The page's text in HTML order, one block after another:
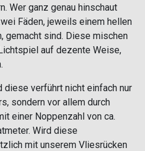
Wer ganz genau hinschaut
Fäden, jeweils einem hellen
gemacht sind. Diese mischen
auf dezente Weise,
diese verführt nicht einfach nur
sondern vor allem durch
einer Noppenzahl von ca.
Wird diese
mit unserem Vliesrücken